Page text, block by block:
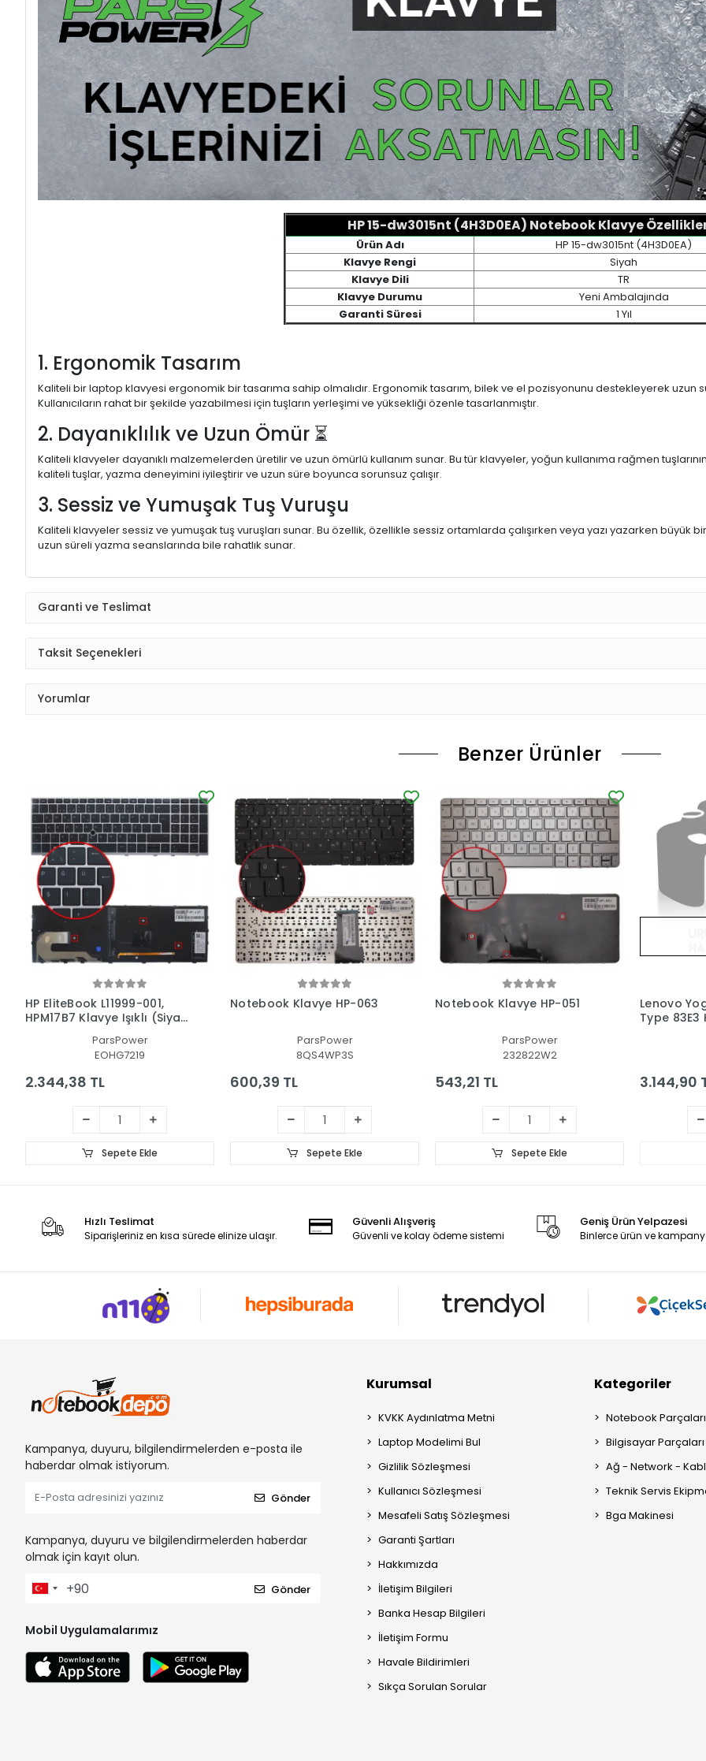
HP 15-dw3015nt (4H3D0EA) Notebook Klavye
Ürün Adı
HP 15-dw3015nt (4H3D0EA)
Klavye Rengi
Siyah
Klavye Dili
TR
Klavye Durumu
Yeni Ambalajında
Garanti Süresi
1 Yıl
1. Ergonomik Tasarım
Kaliteli bir laptop klavyesi ergonomik bir tasarıma sahip olmalıdır. Ergonomik tasarım, bilek ve el pozisyonunu destekleyerek uzun
Kullanıcıların rahat bir şekilde yazabilmesi için tuşların yerleşimi ve yüksekliği özenle tasarlanmıştır.
2. Dayanıklılık ve Uzun Ömür ⏳
Kaliteli klavyeler dayanıklı malzemelerden üretilir ve uzun ömürlü kullanım sunar. Bu tür klavyeler, yoğun kullanıma rağmen
kaliteli tuşlar, yazma deneyimini iyileştirir ve uzun süre boyunca sorunsuz çalışır.
3. Sessiz ve Yumuşak Tuş Vuruşu
Kaliteli klavyeler sessiz ve yumuşak tuş vuruşları sunar. Bu özellik, özellikle sessiz ortamlarda çalışırken veya yazı yazarken
uzun süreli yazma seanslarında bile rahatlık sunar.
Garanti ve Teslimat
Taksit Seçenekleri
Yorumlar
Benzer Ürünler
HP EliteBook L11999-001,
HPM17B7 Klavye Işıklı (Siyah
ParsPower
EOHG7219
2.344,38 TL
Sepete Ekle
Notebook Klavye HP-063
ParsPower
8QS4WP3S
600,39 TL
Sepete Ekle
Notebook Klavye HP-051
ParsPower
232822W2
543,21 TL
Sepete Ekle
Lenovo
Type 83E3
3.144,90
Hızlı Teslimat
Siparişleriniz en kısa sürede elinize ulaşır.
Güvenli Alışveriş
Güvenli ve kolay ödeme sistemi
Geniş Ürün Yelpazesi
Binlerce ürün ve
Kampanya, duyuru, bilgilendirmelerden e-posta ile
haberdar olmak istiyorum.
Gönder
Kampanya, duyuru ve bilgilendirmelerden haberdar
olmak için kayıt olun.
Gönder
Mobil Uygulamalarımız
Kurumsal
KVKK Aydınlatma Metni
Laptop Modelimi Bul
Gizlilik Sözleşmesi
Kullanıcı Sözleşmesi
Mesafeli Satış Sözleşmesi
Garanti Şartları
Hakkımızda
İletişim Bilgileri
Banka Hesap Bilgileri
İletişim Formu
Havale Bildirimleri
Sıkça Sorulan Sorular
Kategoriler
Notebook Parçaları
Bilgisayar Parçaları
Ağ - Network -
Teknik Servis
Bga Makinesi